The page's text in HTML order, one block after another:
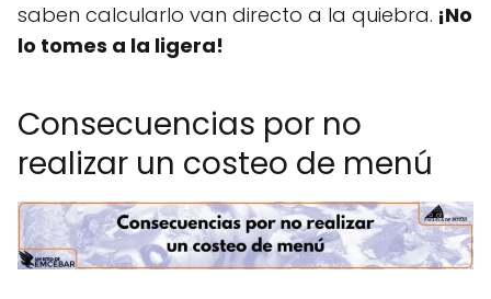
saben calcularlo van directo a la quiebra. ¡No
lo tomes a la ligera!
Consecuencias por no
realizar un costeo de menú